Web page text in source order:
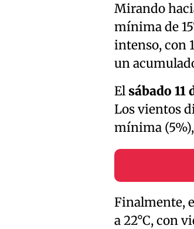
Mirando
mínima de
intenso, con
un
El sábado 11
Los vientos
mínima
Finalmente,
a 22°C, con